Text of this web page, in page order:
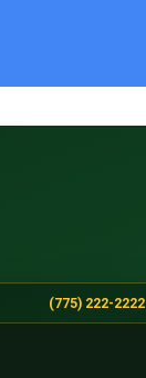
(775) 222-2222